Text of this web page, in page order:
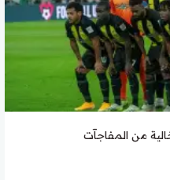
من المفاجآت